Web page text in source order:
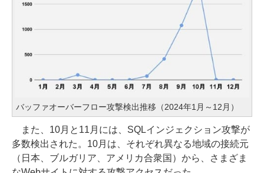
バッファオーバーフロー攻撃検出推移（2024年1月～12月）
また、10月と11月には、SQLインジェクション攻撃が
多数検出された。10月は、それぞれ異なる地域の接続元
（日本、ブルガリア、アメリカ合衆国）から、さまざま